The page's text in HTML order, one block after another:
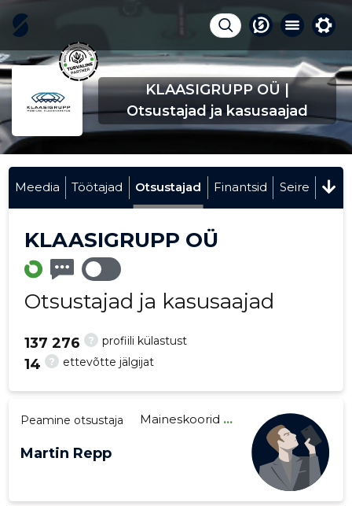
KLAASIGRUPP OÜ |
Otsustajad ja kasusaajad
Meedia Töötajad Otsustajad Finantsid Seire
KLAASIGRUPP OÜ
Otsustajad ja kasusaajad
? profiili külastust
137 276
? ettevõtte jälgijat
14
Peamine otsustaja
Martin Repp
Maineskoorid ...